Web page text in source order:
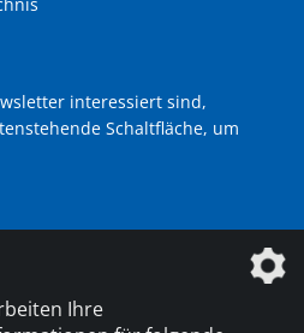
interessiert sind,
Schaltfläche, um
ist ein Unternehmen der
Ihre